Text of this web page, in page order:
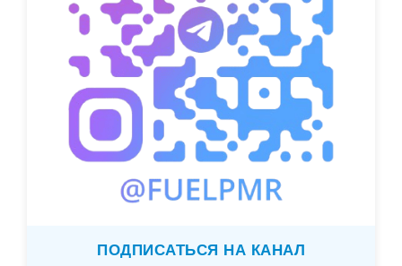
ПОДПИСАТЬСЯ НА КАНАЛ